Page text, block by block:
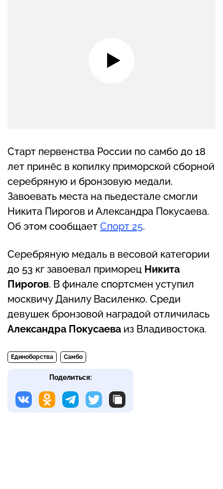
Старт первенства России по самбо до 18
лет принёс в копилку приморской сборной
серебряную и бронзовую медали.
Завоевать места на пьедестале смогли
Никита Пирогов и Александра Покусаева.
Об этом сообщает Спорт 25.
Серебряную медаль в весовой категории
до 53 кг завоевал приморец Никита
Пирогов. В финале спортсмен уступил
москвичу Данилу Василенко. Среди
девушек бронзовой наградой отличилась
Александра Покусаева из Владивостока.
Единоборства Самбо
Поделиться: